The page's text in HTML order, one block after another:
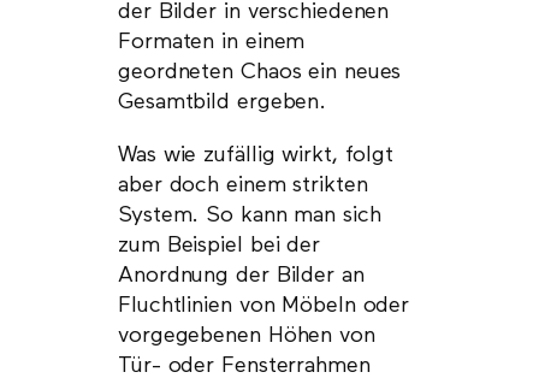
der Bilder in verschiedenen
Formaten in einem
geordneten Chaos ein neues
Gesamtbild ergeben.
Was wie zufällig wirkt, folgt
aber doch einem strikten
System. So kann man sich
zum Beispiel bei der
Anordnung der Bilder an
Fluchtlinien von Möbeln oder
vorgegebenen Höhen von
Tür- oder Fensterrahmen